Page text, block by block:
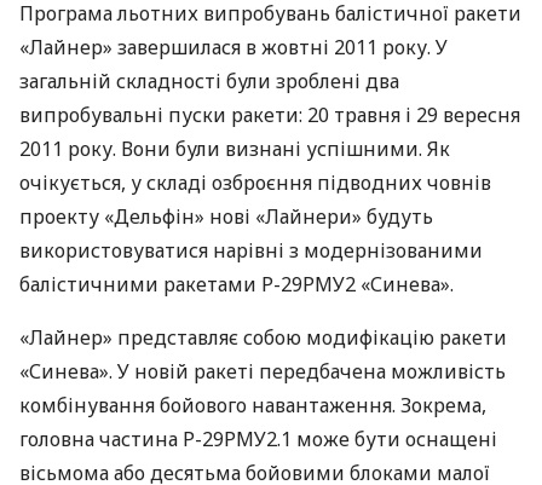
Програма льотних випробувань балістичної ракети
«Лайнер» завершилася в жовтні 2011 року. У
загальній складності були зроблені два
випробувальні пуски ракети: 20 травня і 29 вересня
2011 року. Вони були визнані успішними. Як
очікується, у складі озброєння підводних човнів
проекту «Дельфін» нові «Лайнери» будуть
використовуватися нарівні з модернізованими
балістичними ракетами Р-29РМУ2 «Синева».
«Лайнер» представляє собою модифікацію ракети
«Синева». У новій ракеті передбачена можливість
комбінування бойового навантаження. Зокрема,
головна частина Р-29РМУ2.1 може бути оснащені
вісьмома або десятьма бойовими блоками малої